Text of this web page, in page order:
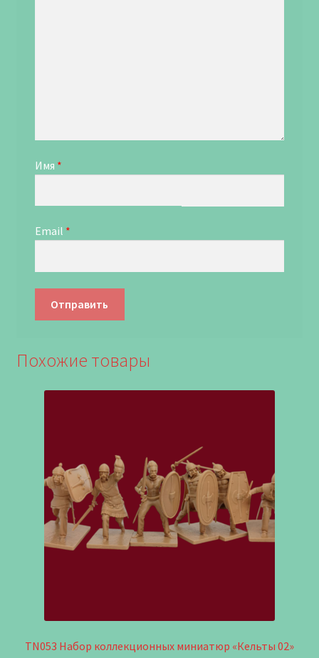
Имя *
Email *
Похожие товары
TN053 Набор коллекционных миниатюр «Кельты 02»